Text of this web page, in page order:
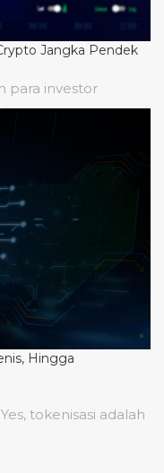
Jangka Pendek
para investor
Hingga
tokenisasi adalah